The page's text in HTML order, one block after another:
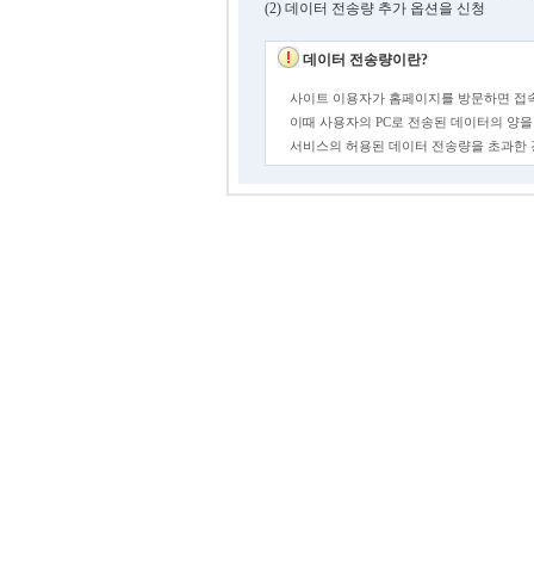
(2) 데이터 전송량 추가 옵션을 신청
데이터 전송량이란?
사이트 이용자가 홈페이지를 방문하면 접
이때 사용자의 PC로 전송된 데이터의 양
서비스의 허용된 데이터 전송량을 초과